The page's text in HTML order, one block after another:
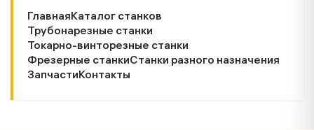
ГлавнаяКаталог станков
Трубонарезные станки
Токарно-винторезные станки
Фрезерные станкиСтанки разного назначения
ЗапчастиКонтакты